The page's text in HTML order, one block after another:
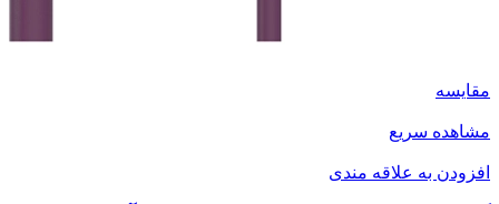
مقایسه
مشاهده سریع
افزودن به علاقه مندی